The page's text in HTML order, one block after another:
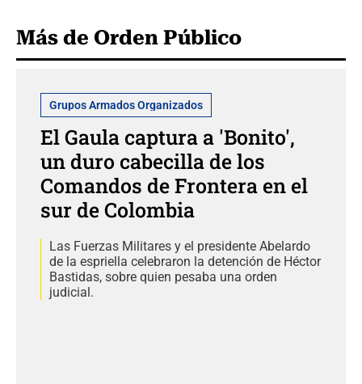
Más de Orden Público
Grupos Armados Organizados
El Gaula captura a 'Bonito',
un duro cabecilla de los
Comandos de Frontera en el
sur de Colombia
Las Fuerzas Militares y el presidente Abelardo
de la espriella celebraron la detención de Héctor
Bastidas, sobre quien pesaba una orden
judicial.